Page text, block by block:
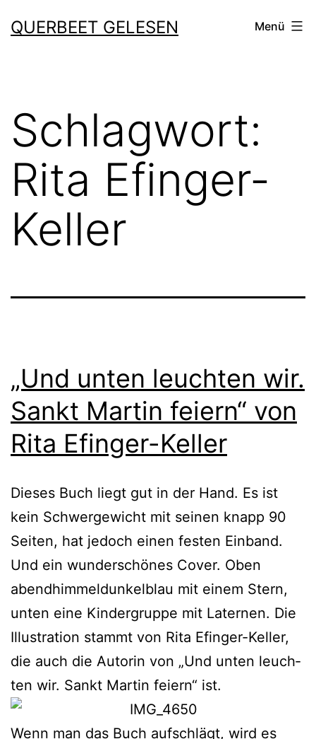
Inhalt
QUERBEET GELESEN Menü
Schlagwort:
Rita Efinger-
Keller
„Und unten leuchten wir.
Sankt Martin feiern“ von
Rita Efinger-Keller
Dieses Buch liegt gut in der Hand. Es ist
kein Schwergewicht mit sei­nen knapp 90
Seiten, hat jedoch einen fes­ten Einband.
Und ein wun­der­schö­nes Cover. Oben
abend­him­mel­dun­kel­blau mit einem Stern,
unten eine Kindergruppe mit Laternen. Die
Illustration stammt von Rita Efinger-Keller,
die auch die Autorin von „Und unten leuch­
ten wir. Sankt Martin fei­ern“ ist.
Wenn man das Buch auf­schlägt, wird es